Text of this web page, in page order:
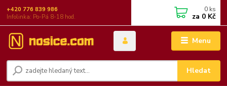
Menu
Hledat
+420 776 839 986
Infolinka: Po-Pá 8-18 hod.
0 ks
za 0 Kč